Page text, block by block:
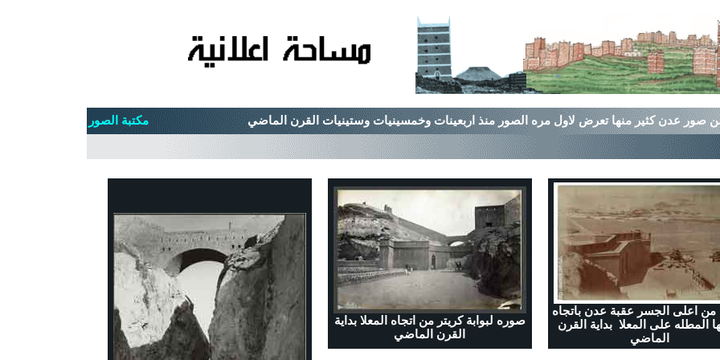
مكتبة الصور
صوره لبوابة كريتر من اتجاه المعلا بداية
القرن الماضي
اعلى الجسر عقبة عدن باتجاه
المطله على المعلا بداية القرن
الماضي